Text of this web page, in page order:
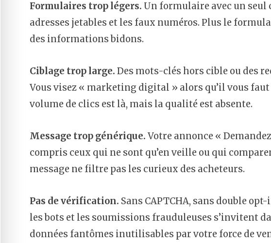
Formulaires trop légers. Un formulaire avec un seul
adresses jetables et les faux numéros. Plus le
des informations bidons.
Ciblage trop large. Des mots-clés hors cible ou des
Vous visez « marketing digital » alors qu’il vous
volume de clics est là, mais la qualité est absente.
Message trop générique. Votre annonce «
compris ceux qui ne sont qu’en veille ou qui
message ne filtre pas les curieux des acheteurs.
Pas de vérification. Sans CAPTCHA, sans double
les bots et les soumissions frauduleuses s’invitent
données fantômes inutilisables par votre force de